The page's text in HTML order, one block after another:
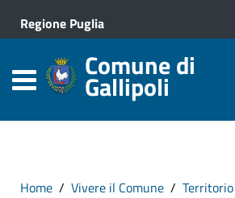
Regione Puglia
Comune di
Gallipoli
Home Vivere il Comune Territorio